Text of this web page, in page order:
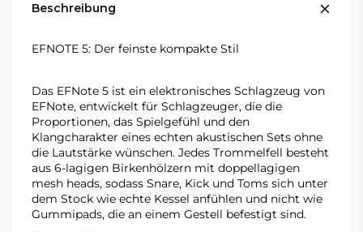
Beschreibung
EFNOTE 5: Der feinste kompakte Stil
Das EFNote 5 ist ein elektronisches Schlagzeug von
EFNote, entwickelt für Schlagzeuger, die die
Proportionen, das Spielgefühl und den
Klangcharakter eines echten akustischen Sets ohne
die Lautstärke wünschen. Jedes Trommelfell besteht
aus 6-lagigen Birkenhölzern mit doppellagigen
mesh heads, sodass Snare, Kick und Toms sich unter
dem Stock wie echte Kessel anfühlen und nicht wie
Gummipads, die an einem Gestell befestigt sind.